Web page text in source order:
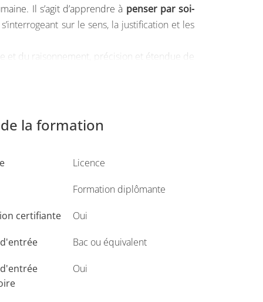
Il s’agit d’apprendre à penser par soi-
sur le sens, la justification et les
et du raisonnement, précision et étendue de
une excellente formation
culture intellectuelle et de consolider son
de l'existence humaine et
; toutefois le choix d'options de sociologie
de se réorienter éventuellement dans ces
réserve de validation de l’année de
poursuivre en 2e année des études de
histologie-biologie du
la formation
Licence
Formation diplômante
certifiante Oui
Bac ou équivalent
Oui